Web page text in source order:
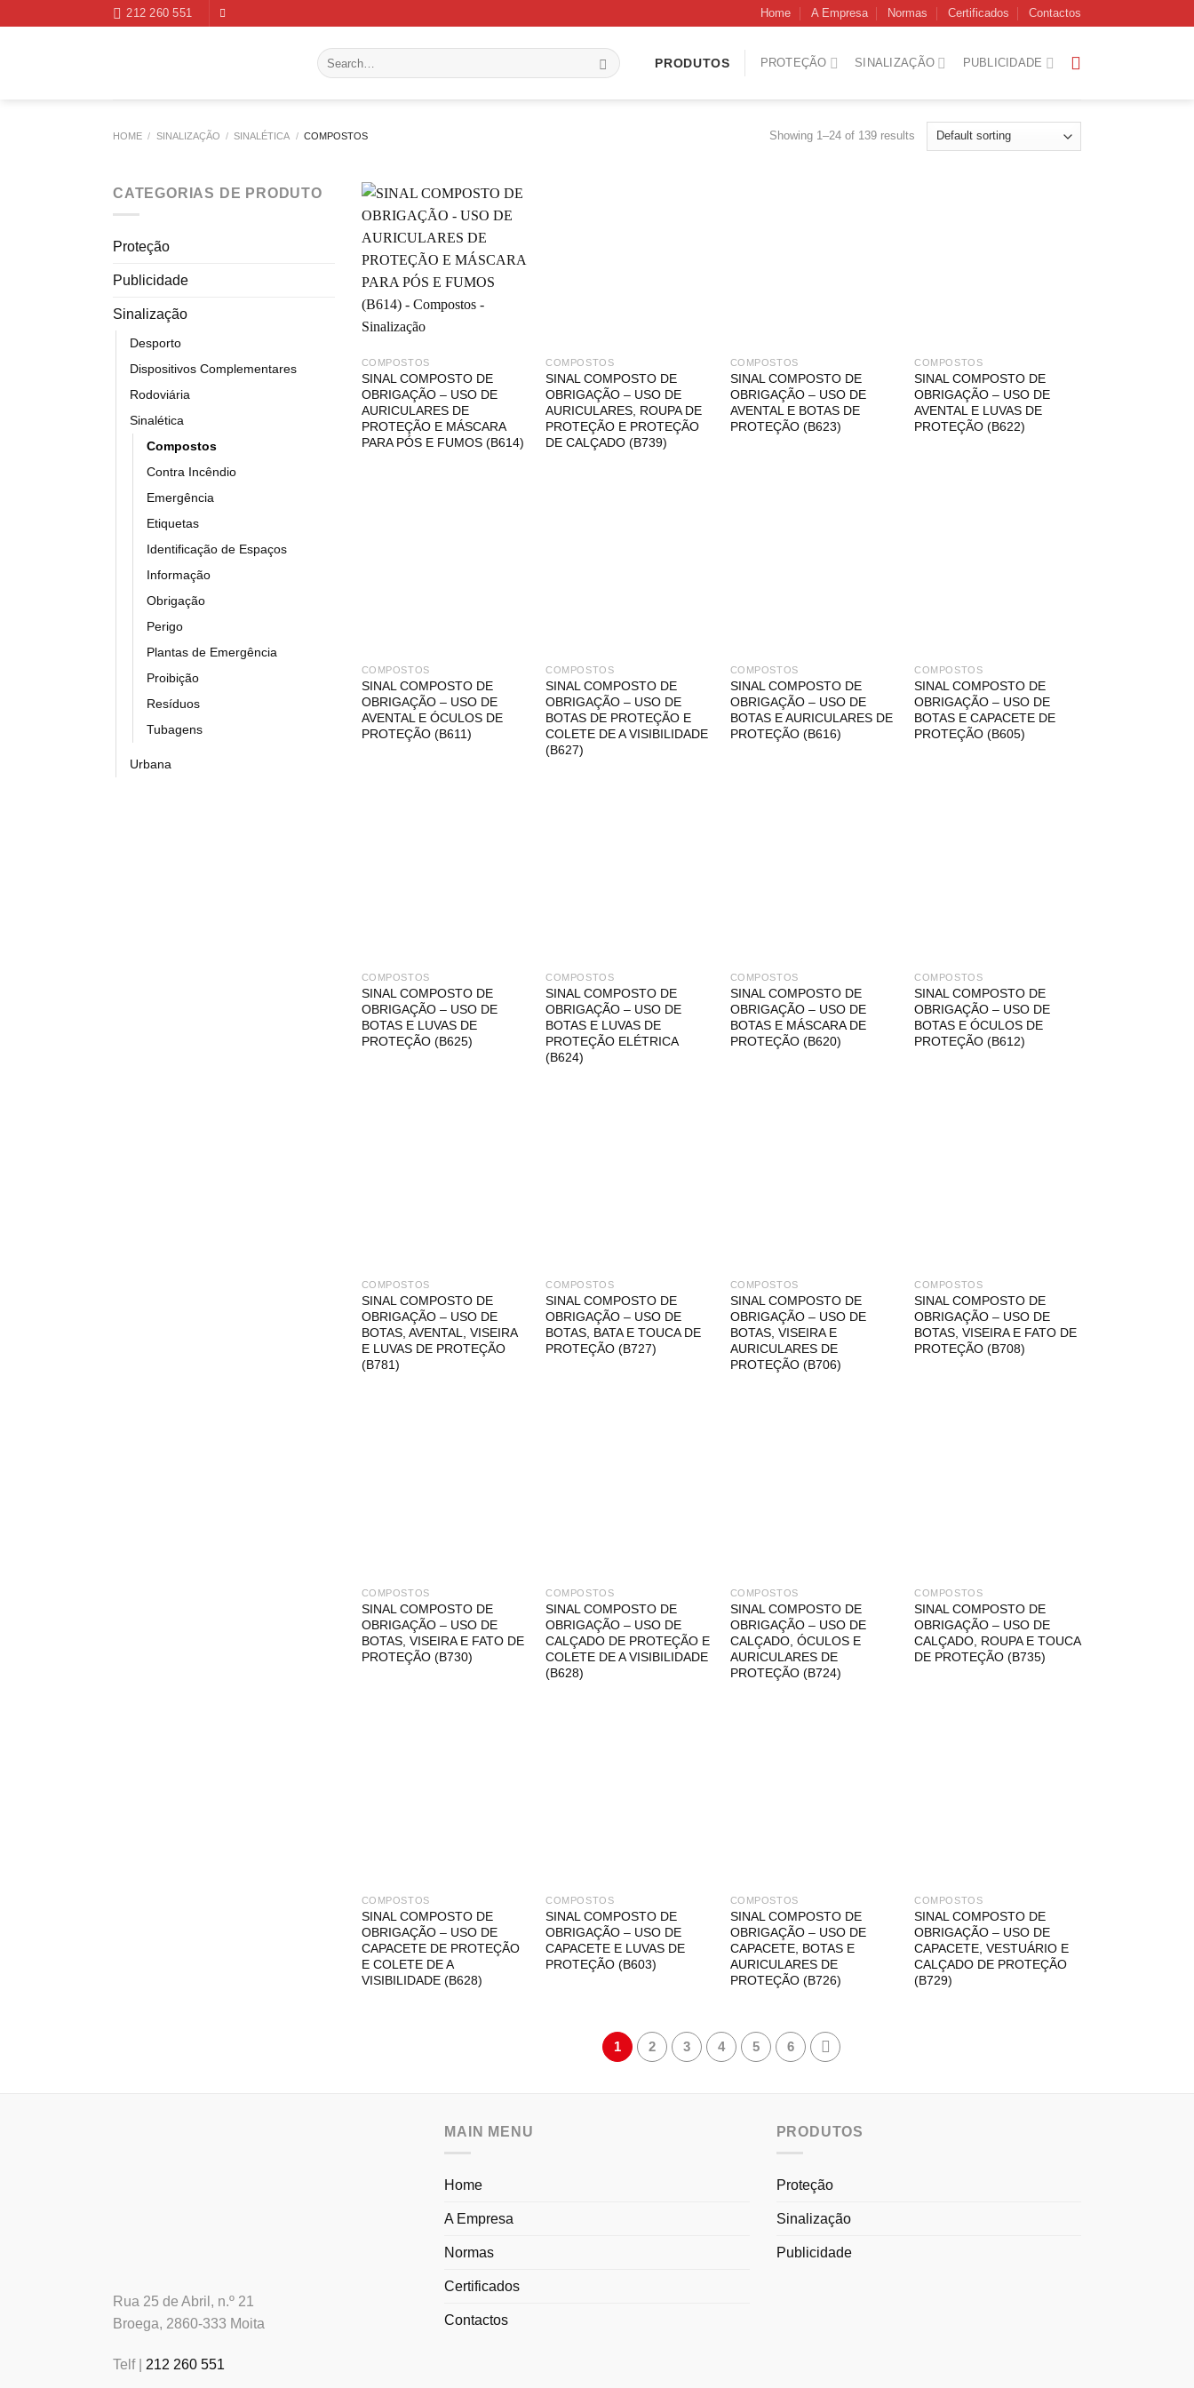
212 260 551 Home A Empresa Normas Certificados Contactos
Search
for:
PRODUTOS PROTEÇÃO SINALIZAÇÃO PUBLICIDADE
HOME / SINALIZAÇÃO / SINALÉTICA / COMPOSTOS Showing 1–24 of 139 results
CATEGORIAS DE PRODUTO
Proteção
Publicidade
Sinalização
Desporto
Dispositivos Complementares
Rodoviária
Sinalética
Compostos
Contra Incêndio
Emergência
Etiquetas
Identificação de Espaços
Informação
Obrigação
Perigo
Plantas de Emergência
Proibição
Resíduos
Tubagens
Urbana
COMPOSTOS
SINAL COMPOSTO DE
OBRIGAÇÃO – USO DE
AURICULARES DE
PROTEÇÃO E MÁSCARA
PARA PÓS E FUMOS (B614)
COMPOSTOS
SINAL COMPOSTO DE
OBRIGAÇÃO – USO DE
AURICULARES, ROUPA DE
PROTEÇÃO E PROTEÇÃO
DE CALÇADO (B739)
COMPOSTOS
SINAL COMPOSTO DE
OBRIGAÇÃO – USO DE
AVENTAL E BOTAS DE
PROTEÇÃO (B623)
COMPOSTOS
SINAL COMPOSTO DE
OBRIGAÇÃO – USO DE
AVENTAL E LUVAS DE
PROTEÇÃO (B622)
COMPOSTOS
SINAL COMPOSTO DE
OBRIGAÇÃO – USO DE
AVENTAL E ÓCULOS DE
PROTEÇÃO (B611)
COMPOSTOS
SINAL COMPOSTO DE
OBRIGAÇÃO – USO DE
BOTAS DE PROTEÇÃO E
COLETE DE A VISIBILIDADE
(B627)
COMPOSTOS
SINAL COMPOSTO DE
OBRIGAÇÃO – USO DE
BOTAS E AURICULARES DE
PROTEÇÃO (B616)
COMPOSTOS
SINAL COMPOSTO DE
OBRIGAÇÃO – USO DE
BOTAS E CAPACETE DE
PROTEÇÃO (B605)
COMPOSTOS
SINAL COMPOSTO DE
OBRIGAÇÃO – USO DE
BOTAS E LUVAS DE
PROTEÇÃO (B625)
COMPOSTOS
SINAL COMPOSTO DE
OBRIGAÇÃO – USO DE
BOTAS E LUVAS DE
PROTEÇÃO ELÉTRICA
(B624)
COMPOSTOS
SINAL COMPOSTO DE
OBRIGAÇÃO – USO DE
BOTAS E MÁSCARA DE
PROTEÇÃO (B620)
COMPOSTOS
SINAL COMPOSTO DE
OBRIGAÇÃO – USO DE
BOTAS E ÓCULOS DE
PROTEÇÃO (B612)
COMPOSTOS
SINAL COMPOSTO DE
OBRIGAÇÃO – USO DE
BOTAS, AVENTAL, VISEIRA
E LUVAS DE PROTEÇÃO
(B781)
COMPOSTOS
SINAL COMPOSTO DE
OBRIGAÇÃO – USO DE
BOTAS, BATA E TOUCA DE
PROTEÇÃO (B727)
COMPOSTOS
SINAL COMPOSTO DE
OBRIGAÇÃO – USO DE
BOTAS, VISEIRA E
AURICULARES DE
PROTEÇÃO (B706)
COMPOSTOS
SINAL COMPOSTO DE
OBRIGAÇÃO – USO DE
BOTAS, VISEIRA E FATO DE
PROTEÇÃO (B708)
COMPOSTOS
SINAL COMPOSTO DE
OBRIGAÇÃO – USO DE
BOTAS, VISEIRA E FATO DE
PROTEÇÃO (B730)
COMPOSTOS
SINAL COMPOSTO DE
OBRIGAÇÃO – USO DE
CALÇADO DE PROTEÇÃO E
COLETE DE A VISIBILIDADE
(B628)
COMPOSTOS
SINAL COMPOSTO DE
OBRIGAÇÃO – USO DE
CALÇADO, ÓCULOS E
AURICULARES DE
PROTEÇÃO (B724)
COMPOSTOS
SINAL COMPOSTO DE
OBRIGAÇÃO – USO DE
CALÇADO, ROUPA E TOUCA
DE PROTEÇÃO (B735)
COMPOSTOS
SINAL COMPOSTO DE
OBRIGAÇÃO – USO DE
CAPACETE DE PROTEÇÃO
E COLETE DE A
VISIBILIDADE (B628)
COMPOSTOS
SINAL COMPOSTO DE
OBRIGAÇÃO – USO DE
CAPACETE E LUVAS DE
PROTEÇÃO (B603)
COMPOSTOS
SINAL COMPOSTO DE
OBRIGAÇÃO – USO DE
CAPACETE, BOTAS E
AURICULARES DE
PROTEÇÃO (B726)
COMPOSTOS
SINAL COMPOSTO DE
OBRIGAÇÃO – USO DE
CAPACETE, VESTUÁRIO E
CALÇADO DE PROTEÇÃO
(B729)
1 2 3 4 5 6
Rua 25 de Abril, n.º 21
Broega, 2860-333 Moita
Telf | 212 260 551
MAIN MENU
Home
A Empresa
Normas
Certificados
Contactos
PRODUTOS
Proteção
Sinalização
Publicidade